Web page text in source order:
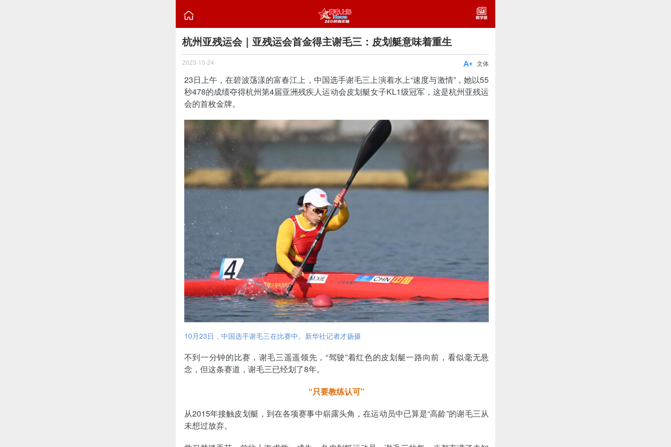

杭州亚残运会｜亚残运会首金得主谢毛三：皮划艇意味着重生
2023-10-24 文体

23日上午，在碧波荡漾的富春江上，中国选手谢毛三上演着水上“速度与激情”，她以55
秒478的成绩夺得杭州第4届亚洲残疾人运动会皮划艇女子KL1级冠军，这是杭州亚残运
会的首枚金牌。
10月23日，中国选手谢毛三在比赛中。新华社记者才扬摄
不到一分钟的比赛，谢毛三遥遥领先，“驾驶”着红色的皮划艇一路向前，看似毫无悬
念，但这条赛道，谢毛三已经划了8年。
“只要教练认可”
从2015年接触皮划艇，到在各项赛事中崭露头角，在运动员中已算是“高龄”的谢毛三从
未想过放弃。